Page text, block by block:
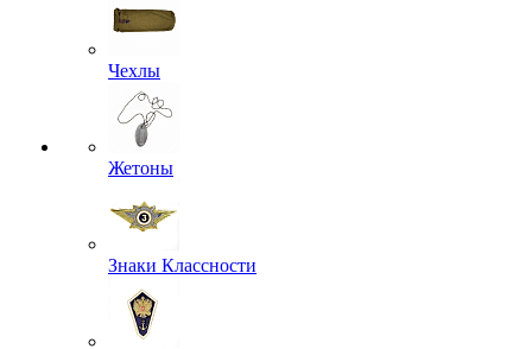
Чехлы
Жетоны
Знаки Классности